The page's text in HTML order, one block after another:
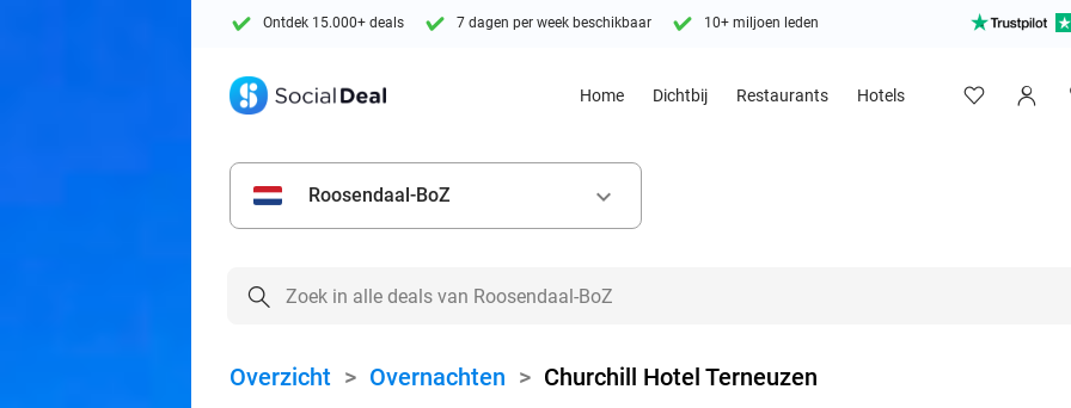
Ontdek 15.000+ deals 7 dagen per week beschikbaar 10+ miljoen leden
Home Dichtbij Restaurants Hotels
Roosendaal-BoZ keyboard_arrow_down
Overzicht > Overnachten > Churchill Hotel Terneuzen